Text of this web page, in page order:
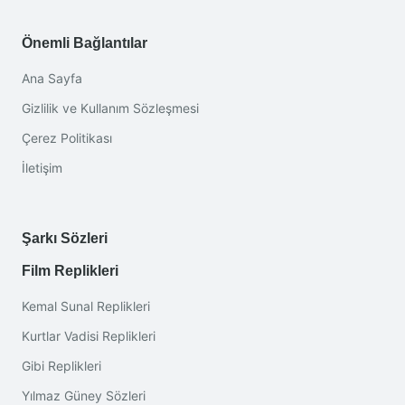
Önemli Bağlantılar
Ana Sayfa
Gizlilik ve Kullanım Sözleşmesi
Çerez Politikası
İletişim
Şarkı Sözleri
Film Replikleri
Kemal Sunal Replikleri
Kurtlar Vadisi Replikleri
Gibi Replikleri
Yılmaz Güney Sözleri